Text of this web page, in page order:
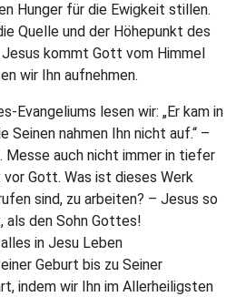
Hunger für die Ewigkeit stillen.
Quelle und der Höhepunkt des
kommt Gott vom Himmel
wir Ihn aufnehmen.
Evangeliums lesen wir: „Er kam in
Seinen nahmen Ihn nicht auf.“ –
Messe auch nicht immer in tiefer
Gott. Was ist dieses Werk
sind, zu arbeiten? – Jesus so
als den Sohn Gottes!
in Jesu Leben
Geburt bis zu Seiner
indem wir Ihn im Allerheiligsten